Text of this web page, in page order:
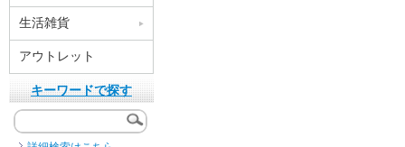
生活雑貨
アウトレット
キーワードで探す